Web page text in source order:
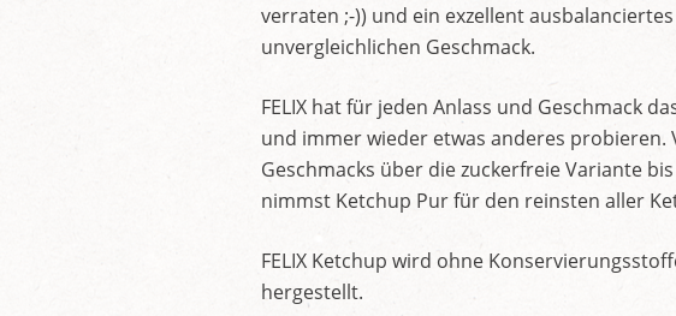
verraten ;-)) und ein exzellent
unvergleichlichen Geschmack.
FELIX hat für jeden Anlass und Geschmack
und immer wieder etwas anderes
Geschmacks über die zuckerfreie Variante
nimmst Ketchup Pur für den reinsten aller
FELIX Ketchup wird ohne
hergestellt.